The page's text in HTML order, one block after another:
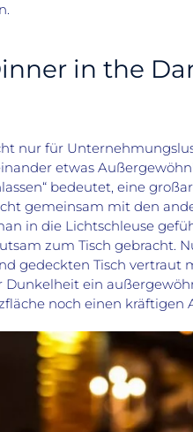
in the
nur für
etwas
bedeutet, eine
gemeinsam mit den
in die Lichtschleuse
zum Tisch gebracht.
gedeckten Tisch vertraut
ein
noch einen kräftigen